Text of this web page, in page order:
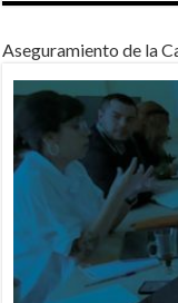
Aseguramiento de la